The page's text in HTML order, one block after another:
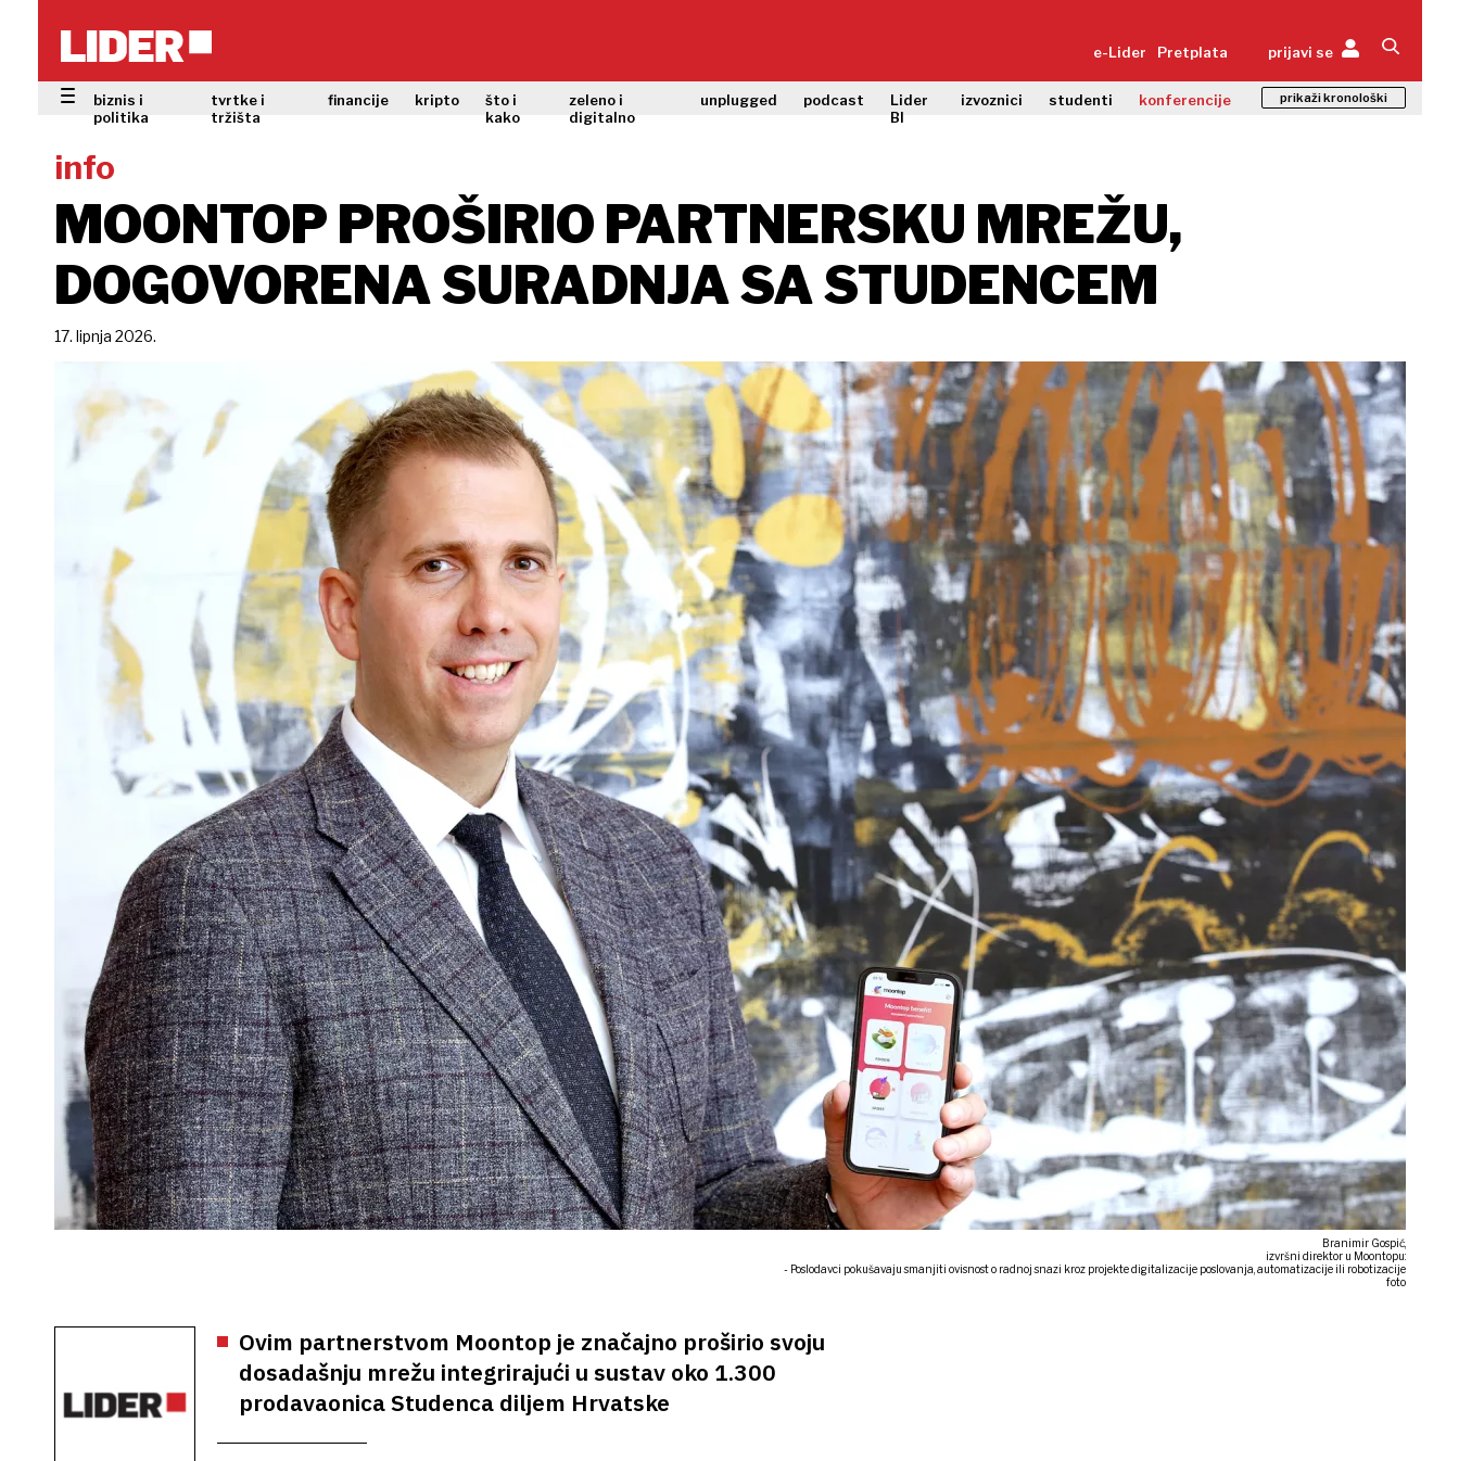
e-Lider Pretplata prijavi se
biznis i
politika
tvrtke i
tržišta
financije kripto
što i
kako
zeleno i
digitalno
unplugged podcast
Lider
BI
izvoznici studenti konferencije prikaži kronološki
info
MOONTOP PROŠIRIO PARTNERSKU MREŽU,
DOGOVORENA SURADNJA SA STUDENCEM
17. lipnja 2026.
Branimir Gospić,
izvršni direktor u Moontopu:
- Poslodavci pokušavaju smanjiti ovisnost o radnoj snazi kroz projekte digitalizacije poslovanja, automatizacije ili robotizacije
foto
Ovim partnerstvom Moontop je značajno proširio svoju
dosadašnju mrežu integrirajući u sustav oko 1.300
prodavaonica Studenca diljem Hrvatske